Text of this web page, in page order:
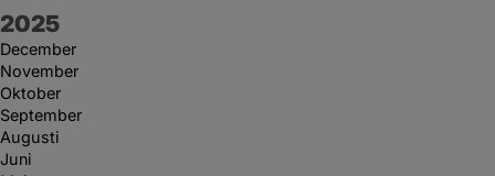
År:
2025
December
November
Oktober
September
Augusti
Juni